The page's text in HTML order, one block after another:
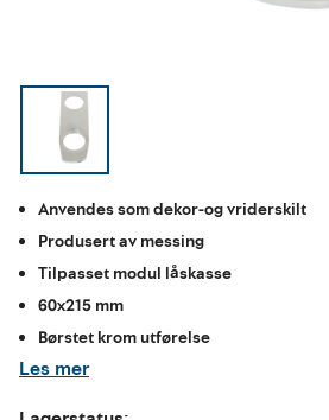
Anvendes som dekor-og vriderskilt
Produsert av messing
Tilpasset modul låskasse
60x215 mm
Børstet krom utførelse
Les mer